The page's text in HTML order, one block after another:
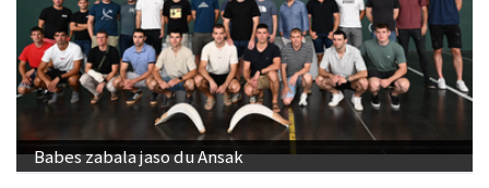
Babes zabala jaso du Ansak